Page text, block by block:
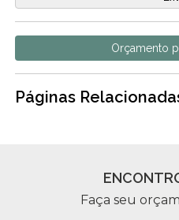
Orçamento
Páginas
Faça seu